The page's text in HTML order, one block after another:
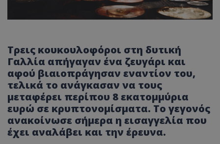
Τρεις κουκουλοφόροι στη δυτική
Γαλλία απήγαγαν ένα ζευγάρι και
αφού βιαιοπράγησαν εναντίον του,
τελικά το ανάγκασαν να τους
μεταφέρει περίπου 8 εκατομμύρια
ευρώ σε κρυπτονομίσματα. Το γεγονός
ανακοίνωσε σήμερα η εισαγγελία που
έχει αναλάβει και την έρευνα.